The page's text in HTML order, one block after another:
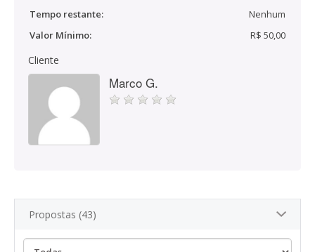
Tempo restante:
Nenhum
Valor Mínimo:
R$ 50,00
Cliente
Marco G.
Propostas (43)